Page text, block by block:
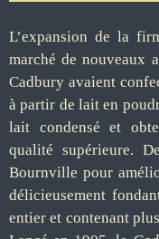
L’expansion de la
marché de nouveaux
Cadbury avaient
à partir de lait en
lait condensé et
qualité supérieure.
Bournville pour
délicieusement
entier et contenant